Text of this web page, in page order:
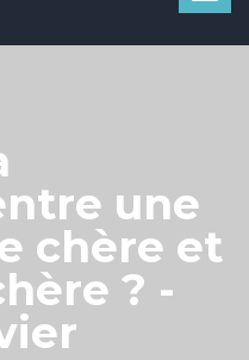
une
chère et
? -